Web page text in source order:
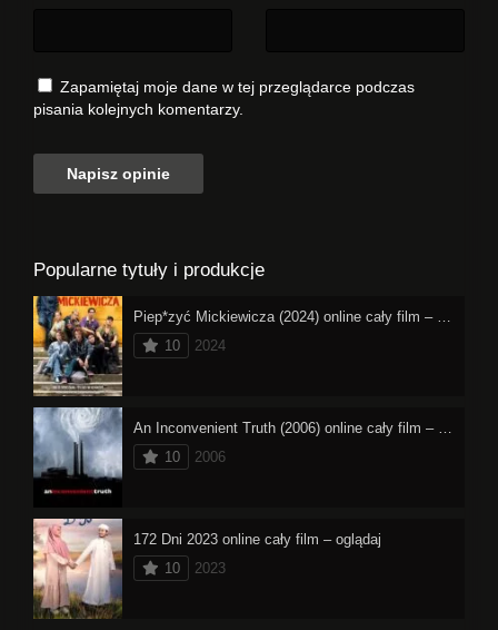
Zapamiętaj moje dane w tej przeglądarce podczas
pisania kolejnych komentarzy.
Popularne tytuły i produkcje
10
2024
10
2006
172 Dni 2023 online cały film – oglądaj
10
2023